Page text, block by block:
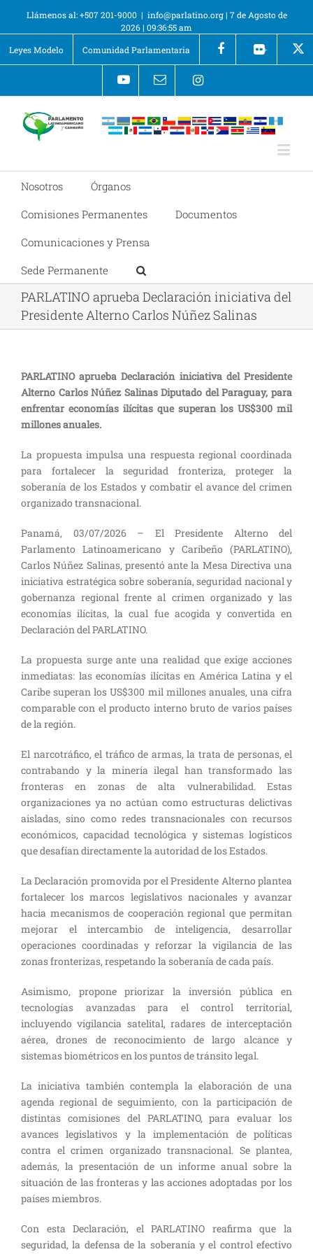
Llámenos al: +507 201-9000 | info@parlatino.org| 7 de Agosto de
2026| 09:36:55 am
Leyes Modelo
Comunidad Parlamentaria +
Nosotros
Órganos
Comisiones Permanentes
Documentos
Comunicaciones y Prensa
Sede Permanente
PARLATINO aprueba Declaración iniciativa del
Presidente Alterno Carlos Núñez Salinas
PARLATINO aprueba Declaración iniciativa del Presidente
Alterno Carlos Núñez Salinas Diputado del Paraguay, para
enfrentar economías ilícitas que superan los US$300 mil
millones anuales.
La propuesta impulsa una respuesta regional coordinada
para fortalecer la seguridad fronteriza, proteger la
soberanía de los Estados y combatir el avance del crimen
organizado transnacional.
Panamá, 03/07/2026 – El Presidente Alterno del
Parlamento Latinoamericano y Caribeño (PARLATINO),
Carlos Núñez Salinas, presentó ante la Mesa Directiva una
iniciativa estratégica sobre soberanía, seguridad nacional y
gobernanza regional frente al crimen organizado y las
economías ilícitas, la cual fue acogida y convertida en
Declaración del PARLATINO.
La propuesta surge ante una realidad que exige acciones
inmediatas: las economías ilícitas en América Latina y el
Caribe superan los US$300 mil millones anuales, una cifra
comparable con el producto interno bruto de varios países
de la región.
El narcotráfico, el tráfico de armas, la trata de personas, el
contrabando y la minería ilegal han transformado las
fronteras en zonas de alta vulnerabilidad. Estas
organizaciones ya no actúan como estructuras delictivas
aisladas, sino como redes transnacionales con recursos
económicos, capacidad tecnológica y sistemas logísticos
que desafían directamente la autoridad de los Estados.
La Declaración promovida por el Presidente Alterno plantea
fortalecer los marcos legislativos nacionales y avanzar
hacia mecanismos de cooperación regional que permitan
mejorar el intercambio de inteligencia, desarrollar
operaciones coordinadas y reforzar la vigilancia de las
zonas fronterizas, respetando la soberanía de cada país.
Asimismo, propone priorizar la inversión pública en
tecnologías avanzadas para el control territorial,
incluyendo vigilancia satelital, radares de interceptación
aérea, drones de reconocimiento de largo alcance y
sistemas biométricos en los puntos de tránsito legal.
La iniciativa también contempla la elaboración de una
agenda regional de seguimiento, con la participación de
distintas comisiones del PARLATINO, para evaluar los
avances legislativos y la implementación de políticas
contra el crimen organizado transnacional. Se plantea,
además, la presentación de un informe anual sobre la
situación de las fronteras y las acciones adoptadas por los
países miembros.
Con esta Declaración, el PARLATINO reafirma que la
seguridad, la defensa de la soberanía y el control efectivo